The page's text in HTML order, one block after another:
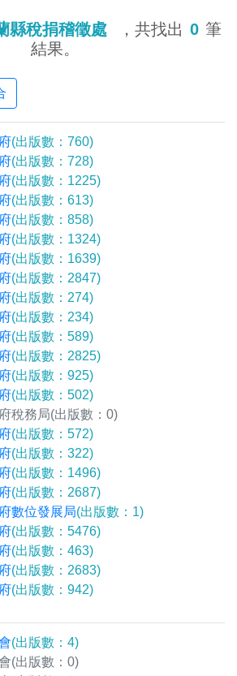
縣稅捐稽徵處 ，共找出 0 筆
結果。
(出版數：760)
(出版數：728)
(出版數：1225)
(出版數：613)
(出版數：858)
(出版數：1324)
(出版數：1639)
(出版數：2847)
(出版數：274)
(出版數：234)
(出版數：589)
(出版數：2825)
(出版數：925)
(出版數：502)
稅務局(出版數：0)
(出版數：572)
(出版數：322)
(出版數：1496)
(出版數：2687)
數位發展局(出版數：1)
(出版數：5476)
(出版數：463)
(出版數：2683)
(出版數：942)
(出版數：4)
(出版數：0)